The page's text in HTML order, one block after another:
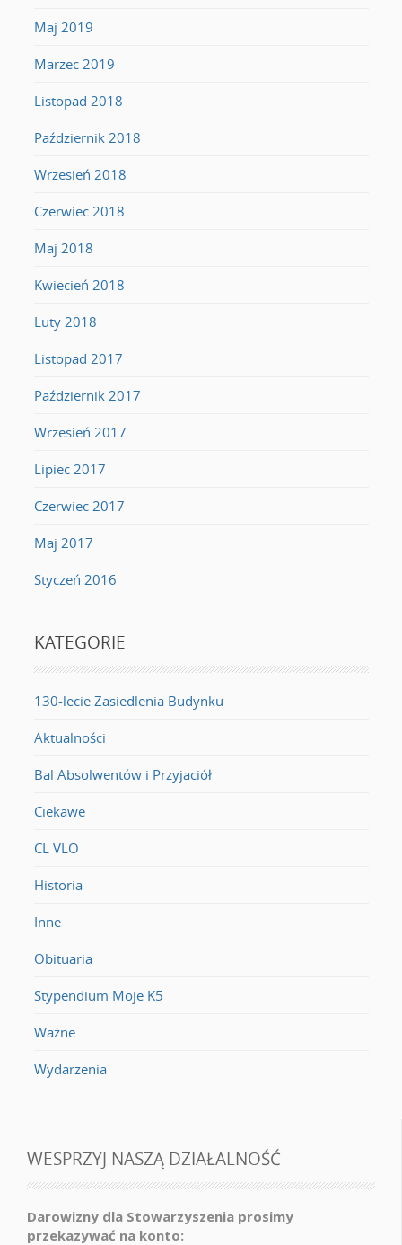
Maj 2019
Marzec 2019
Listopad 2018
Październik 2018
Wrzesień 2018
Czerwiec 2018
Maj 2018
Kwiecień 2018
Luty 2018
Listopad 2017
Październik 2017
Wrzesień 2017
Lipiec 2017
Czerwiec 2017
Maj 2017
Styczeń 2016
KATEGORIE
130-lecie Zasiedlenia Budynku
Aktualności
Bal Absolwentów i Przyjaciół
Ciekawe
CL VLO
Historia
Inne
Obituaria
Stypendium Moje K5
Ważne
Wydarzenia
WESPRZYJ NASZĄ DZIAŁALNOŚĆ
Darowizny dla Stowarzyszenia prosimy
przekazywać na konto: